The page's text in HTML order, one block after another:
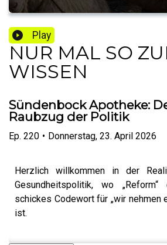
Play
NUR MAL SO
WISSEN
Sündenbock Apotheke:
Raubzug der Politik
Ep. 220 • Donnerstag, 23. April 2026
Herzlich willkommen in der
Gesundheitspolitik, wo
schickes Codewort für „wir nehmen
ist.